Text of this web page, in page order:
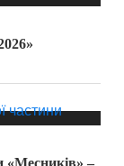
«Месників» –